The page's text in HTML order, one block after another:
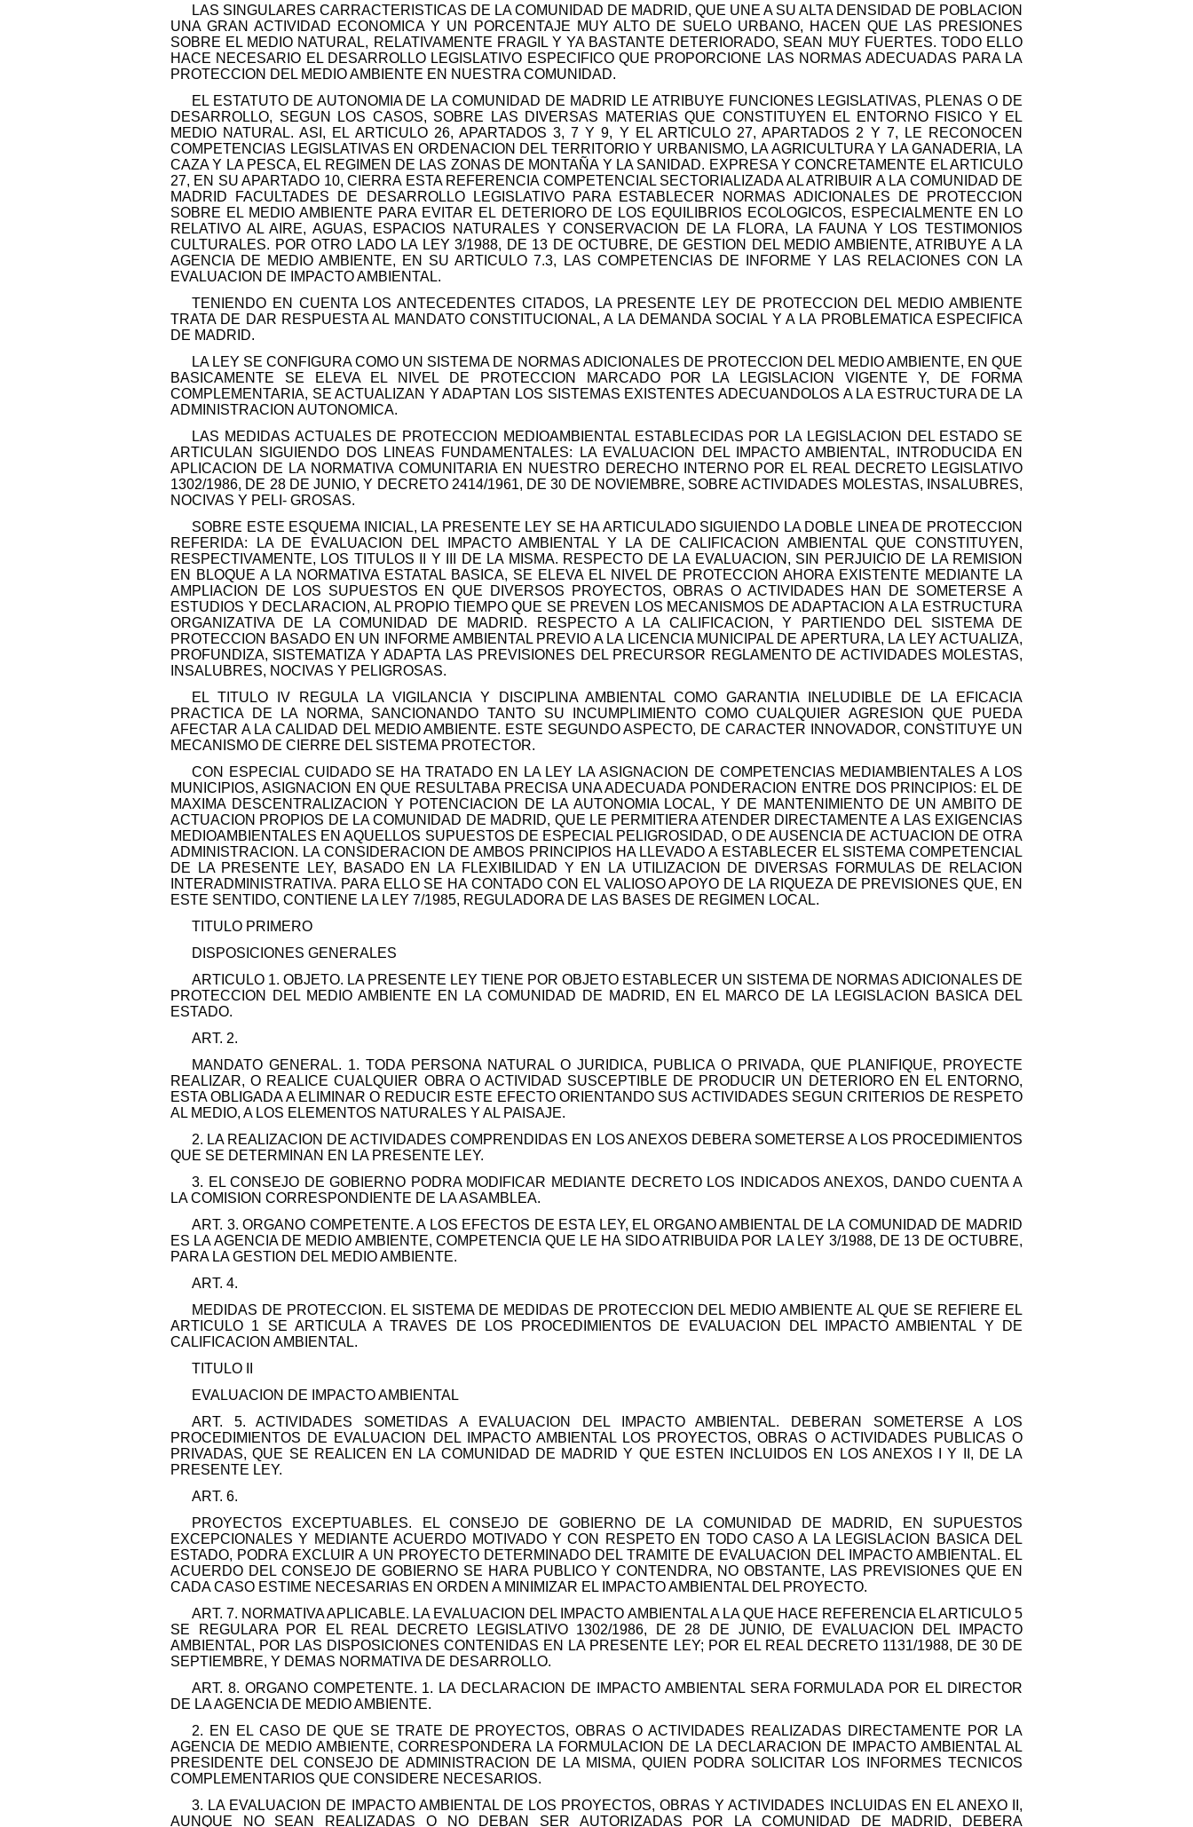
LAS SINGULARES CARRACTERISTICAS DE LA COMUNIDAD DE MADRID, QUE UNE A SU ALTA DENSIDAD DE POBLACION
UNA GRAN ACTIVIDAD ECONOMICA Y UN PORCENTAJE MUY ALTO DE SUELO URBANO, HACEN QUE LAS PRESIONES
SOBRE EL MEDIO NATURAL, RELATIVAMENTE FRAGIL Y YA BASTANTE DETERIORADO, SEAN MUY FUERTES. TODO ELLO
HACE NECESARIO EL DESARROLLO LEGISLATIVO ESPECIFICO QUE PROPORCIONE LAS NORMAS ADECUADAS PARA LA
PROTECCION DEL MEDIO AMBIENTE EN NUESTRA COMUNIDAD.
EL ESTATUTO DE AUTONOMIA DE LA COMUNIDAD DE MADRID LE ATRIBUYE FUNCIONES LEGISLATIVAS, PLENAS O DE
DESARROLLO, SEGUN LOS CASOS, SOBRE LAS DIVERSAS MATERIAS QUE CONSTITUYEN EL ENTORNO FISICO Y EL
MEDIO NATURAL. ASI, EL ARTICULO 26, APARTADOS 3, 7 Y 9, Y EL ARTICULO 27, APARTADOS 2 Y 7, LE RECONOCEN
COMPETENCIAS LEGISLATIVAS EN ORDENACION DEL TERRITORIO Y URBANISMO, LA AGRICULTURA Y LA GANADERIA, LA
CAZA Y LA PESCA, EL REGIMEN DE LAS ZONAS DE MONTAÑA Y LA SANIDAD. EXPRESA Y CONCRETAMENTE EL ARTICULO
27, EN SU APARTADO 10, CIERRA ESTA REFERENCIA COMPETENCIAL SECTORIALIZADA AL ATRIBUIR A LA COMUNIDAD DE
MADRID FACULTADES DE DESARROLLO LEGISLATIVO PARA ESTABLECER NORMAS ADICIONALES DE PROTECCION
SOBRE EL MEDIO AMBIENTE PARA EVITAR EL DETERIORO DE LOS EQUILIBRIOS ECOLOGICOS, ESPECIALMENTE EN LO
RELATIVO AL AIRE, AGUAS, ESPACIOS NATURALES Y CONSERVACION DE LA FLORA, LA FAUNA Y LOS TESTIMONIOS
CULTURALES. POR OTRO LADO LA LEY 3/1988, DE 13 DE OCTUBRE, DE GESTION DEL MEDIO AMBIENTE, ATRIBUYE A LA
AGENCIA DE MEDIO AMBIENTE, EN SU ARTICULO 7.3, LAS COMPETENCIAS DE INFORME Y LAS RELACIONES CON LA
EVALUACION DE IMPACTO AMBIENTAL.
TENIENDO EN CUENTA LOS ANTECEDENTES CITADOS, LA PRESENTE LEY DE PROTECCION DEL MEDIO AMBIENTE
TRATA DE DAR RESPUESTA AL MANDATO CONSTITUCIONAL, A LA DEMANDA SOCIAL Y A LA PROBLEMATICA ESPECIFICA
DE MADRID.
LA LEY SE CONFIGURA COMO UN SISTEMA DE NORMAS ADICIONALES DE PROTECCION DEL MEDIO AMBIENTE, EN QUE
BASICAMENTE SE ELEVA EL NIVEL DE PROTECCION MARCADO POR LA LEGISLACION VIGENTE Y, DE FORMA
COMPLEMENTARIA, SE ACTUALIZAN Y ADAPTAN LOS SISTEMAS EXISTENTES ADECUANDOLOS A LA ESTRUCTURA DE LA
ADMINISTRACION AUTONOMICA.
LAS MEDIDAS ACTUALES DE PROTECCION MEDIOAMBIENTAL ESTABLECIDAS POR LA LEGISLACION DEL ESTADO SE
ARTICULAN SIGUIENDO DOS LINEAS FUNDAMENTALES: LA EVALUACION DEL IMPACTO AMBIENTAL, INTRODUCIDA EN
APLICACION DE LA NORMATIVA COMUNITARIA EN NUESTRO DERECHO INTERNO POR EL REAL DECRETO LEGISLATIVO
1302/1986, DE 28 DE JUNIO, Y DECRETO 2414/1961, DE 30 DE NOVIEMBRE, SOBRE ACTIVIDADES MOLESTAS, INSALUBRES,
NOCIVAS Y PELI- GROSAS.
SOBRE ESTE ESQUEMA INICIAL, LA PRESENTE LEY SE HA ARTICULADO SIGUIENDO LA DOBLE LINEA DE PROTECCION
REFERIDA: LA DE EVALUACION DEL IMPACTO AMBIENTAL Y LA DE CALIFICACION AMBIENTAL QUE CONSTITUYEN,
RESPECTIVAMENTE, LOS TITULOS II Y III DE LA MISMA. RESPECTO DE LA EVALUACION, SIN PERJUICIO DE LA REMISION
EN BLOQUE A LA NORMATIVA ESTATAL BASICA, SE ELEVA EL NIVEL DE PROTECCION AHORA EXISTENTE MEDIANTE LA
AMPLIACION DE LOS SUPUESTOS EN QUE DIVERSOS PROYECTOS, OBRAS O ACTIVIDADES HAN DE SOMETERSE A
ESTUDIOS Y DECLARACION, AL PROPIO TIEMPO QUE SE PREVEN LOS MECANISMOS DE ADAPTACION A LA ESTRUCTURA
ORGANIZATIVA DE LA COMUNIDAD DE MADRID. RESPECTO A LA CALIFICACION, Y PARTIENDO DEL SISTEMA DE
PROTECCION BASADO EN UN INFORME AMBIENTAL PREVIO A LA LICENCIA MUNICIPAL DE APERTURA, LA LEY ACTUALIZA,
PROFUNDIZA, SISTEMATIZA Y ADAPTA LAS PREVISIONES DEL PRECURSOR REGLAMENTO DE ACTIVIDADES MOLESTAS,
INSALUBRES, NOCIVAS Y PELIGROSAS.
EL TITULO IV REGULA LA VIGILANCIA Y DISCIPLINA AMBIENTAL COMO GARANTIA INELUDIBLE DE LA EFICACIA
PRACTICA DE LA NORMA, SANCIONANDO TANTO SU INCUMPLIMIENTO COMO CUALQUIER AGRESION QUE PUEDA
AFECTAR A LA CALIDAD DEL MEDIO AMBIENTE. ESTE SEGUNDO ASPECTO, DE CARACTER INNOVADOR, CONSTITUYE UN
MECANISMO DE CIERRE DEL SISTEMA PROTECTOR.
CON ESPECIAL CUIDADO SE HA TRATADO EN LA LEY LA ASIGNACION DE COMPETENCIAS MEDIAMBIENTALES A LOS
MUNICIPIOS, ASIGNACION EN QUE RESULTABA PRECISA UNA ADECUADA PONDERACION ENTRE DOS PRINCIPIOS: EL DE
MAXIMA DESCENTRALIZACION Y POTENCIACION DE LA AUTONOMIA LOCAL, Y DE MANTENIMIENTO DE UN AMBITO DE
ACTUACION PROPIOS DE LA COMUNIDAD DE MADRID, QUE LE PERMITIERA ATENDER DIRECTAMENTE A LAS EXIGENCIAS
MEDIOAMBIENTALES EN AQUELLOS SUPUESTOS DE ESPECIAL PELIGROSIDAD, O DE AUSENCIA DE ACTUACION DE OTRA
ADMINISTRACION. LA CONSIDERACION DE AMBOS PRINCIPIOS HA LLEVADO A ESTABLECER EL SISTEMA COMPETENCIAL
DE LA PRESENTE LEY, BASADO EN LA FLEXIBILIDAD Y EN LA UTILIZACION DE DIVERSAS FORMULAS DE RELACION
INTERADMINISTRATIVA. PARA ELLO SE HA CONTADO CON EL VALIOSO APOYO DE LA RIQUEZA DE PREVISIONES QUE, EN
ESTE SENTIDO, CONTIENE LA LEY 7/1985, REGULADORA DE LAS BASES DE REGIMEN LOCAL.
TITULO PRIMERO
DISPOSICIONES GENERALES
ARTICULO 1. OBJETO. LA PRESENTE LEY TIENE POR OBJETO ESTABLECER UN SISTEMA DE NORMAS ADICIONALES DE
PROTECCION DEL MEDIO AMBIENTE EN LA COMUNIDAD DE MADRID, EN EL MARCO DE LA LEGISLACION BASICA DEL
ESTADO.
ART. 2.
MANDATO GENERAL. 1. TODA PERSONA NATURAL O JURIDICA, PUBLICA O PRIVADA, QUE PLANIFIQUE, PROYECTE
REALIZAR, O REALICE CUALQUIER OBRA O ACTIVIDAD SUSCEPTIBLE DE PRODUCIR UN DETERIORO EN EL ENTORNO,
ESTA OBLIGADA A ELIMINAR O REDUCIR ESTE EFECTO ORIENTANDO SUS ACTIVIDADES SEGUN CRITERIOS DE RESPETO
AL MEDIO, A LOS ELEMENTOS NATURALES Y AL PAISAJE.
2. LA REALIZACION DE ACTIVIDADES COMPRENDIDAS EN LOS ANEXOS DEBERA SOMETERSE A LOS PROCEDIMIENTOS
QUE SE DETERMINAN EN LA PRESENTE LEY.
3. EL CONSEJO DE GOBIERNO PODRA MODIFICAR MEDIANTE DECRETO LOS INDICADOS ANEXOS, DANDO CUENTA A
LA COMISION CORRESPONDIENTE DE LA ASAMBLEA.
ART. 3. ORGANO COMPETENTE. A LOS EFECTOS DE ESTA LEY, EL ORGANO AMBIENTAL DE LA COMUNIDAD DE MADRID
ES LA AGENCIA DE MEDIO AMBIENTE, COMPETENCIA QUE LE HA SIDO ATRIBUIDA POR LA LEY 3/1988, DE 13 DE OCTUBRE,
PARA LA GESTION DEL MEDIO AMBIENTE.
ART. 4.
MEDIDAS DE PROTECCION. EL SISTEMA DE MEDIDAS DE PROTECCION DEL MEDIO AMBIENTE AL QUE SE REFIERE EL
ARTICULO 1 SE ARTICULA A TRAVES DE LOS PROCEDIMIENTOS DE EVALUACION DEL IMPACTO AMBIENTAL Y DE
CALIFICACION AMBIENTAL.
TITULO II
EVALUACION DE IMPACTO AMBIENTAL
ART. 5. ACTIVIDADES SOMETIDAS A EVALUACION DEL IMPACTO AMBIENTAL. DEBERAN SOMETERSE A LOS
PROCEDIMIENTOS DE EVALUACION DEL IMPACTO AMBIENTAL LOS PROYECTOS, OBRAS O ACTIVIDADES PUBLICAS O
PRIVADAS, QUE SE REALICEN EN LA COMUNIDAD DE MADRID Y QUE ESTEN INCLUIDOS EN LOS ANEXOS I Y II, DE LA
PRESENTE LEY.
ART. 6.
PROYECTOS EXCEPTUABLES. EL CONSEJO DE GOBIERNO DE LA COMUNIDAD DE MADRID, EN SUPUESTOS
EXCEPCIONALES Y MEDIANTE ACUERDO MOTIVADO Y CON RESPETO EN TODO CASO A LA LEGISLACION BASICA DEL
ESTADO, PODRA EXCLUIR A UN PROYECTO DETERMINADO DEL TRAMITE DE EVALUACION DEL IMPACTO AMBIENTAL. EL
ACUERDO DEL CONSEJO DE GOBIERNO SE HARA PUBLICO Y CONTENDRA, NO OBSTANTE, LAS PREVISIONES QUE EN
CADA CASO ESTIME NECESARIAS EN ORDEN A MINIMIZAR EL IMPACTO AMBIENTAL DEL PROYECTO.
ART. 7. NORMATIVA APLICABLE. LA EVALUACION DEL IMPACTO AMBIENTAL A LA QUE HACE REFERENCIA EL ARTICULO 5
SE REGULARA POR EL REAL DECRETO LEGISLATIVO 1302/1986, DE 28 DE JUNIO, DE EVALUACION DEL IMPACTO
AMBIENTAL, POR LAS DISPOSICIONES CONTENIDAS EN LA PRESENTE LEY; POR EL REAL DECRETO 1131/1988, DE 30 DE
SEPTIEMBRE, Y DEMAS NORMATIVA DE DESARROLLO.
ART. 8. ORGANO COMPETENTE. 1. LA DECLARACION DE IMPACTO AMBIENTAL SERA FORMULADA POR EL DIRECTOR
DE LA AGENCIA DE MEDIO AMBIENTE.
2. EN EL CASO DE QUE SE TRATE DE PROYECTOS, OBRAS O ACTIVIDADES REALIZADAS DIRECTAMENTE POR LA
AGENCIA DE MEDIO AMBIENTE, CORRESPONDERA LA FORMULACION DE LA DECLARACION DE IMPACTO AMBIENTAL AL
PRESIDENTE DEL CONSEJO DE ADMINISTRACION DE LA MISMA, QUIEN PODRA SOLICITAR LOS INFORMES TECNICOS
COMPLEMENTARIOS QUE CONSIDERE NECESARIOS.
3. LA EVALUACION DE IMPACTO AMBIENTAL DE LOS PROYECTOS, OBRAS Y ACTIVIDADES INCLUIDAS EN EL ANEXO II,
AUNQUE NO SEAN REALIZADAS O NO DEBAN SER AUTORIZADAS POR LA COMUNIDAD DE MADRID, DEBERA